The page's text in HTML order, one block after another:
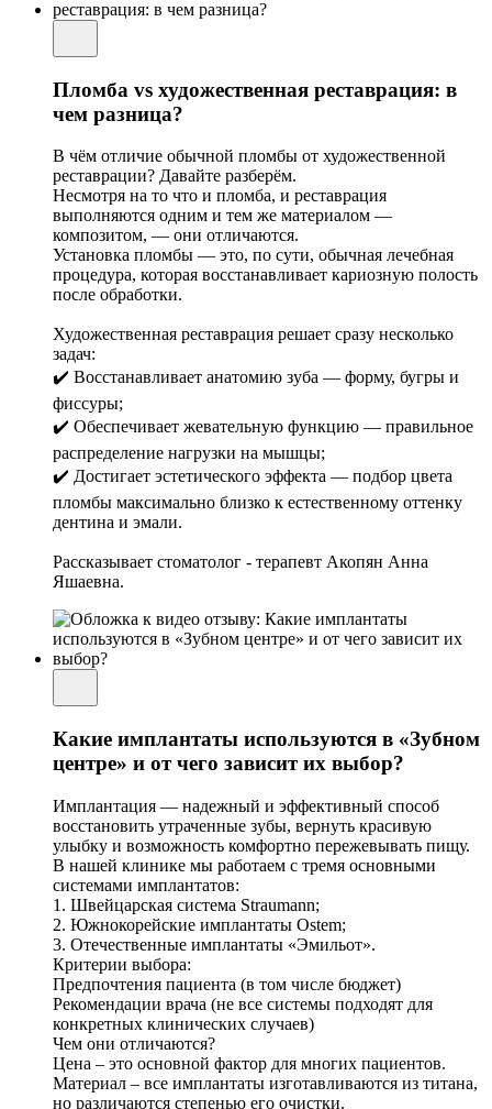
Пломба vs художественная реставрация: в
чем разница?
В чём отличие обычной пломбы от художественной
реставрации? Давайте разберём.
Несмотря на то что и пломба, и реставрация
выполняются одним и тем же материалом —
композитом, — они отличаются.
Установка пломбы — это, по сути, обычная лечебная
процедура, которая восстанавливает кариозную полость
после обработки.
Художественная реставрация решает сразу несколько
задач:
✔️ Восстанавливает анатомию зуба — форму, бугры и
фиссуры;
✔️ Обеспечивает жевательную функцию — правильное
распределение нагрузки на мышцы;
✔️ Достигает эстетического эффекта — подбор цвета
пломбы максимально близко к естественному оттенку
дентина и эмали.
Рассказывает стоматолог - терапевт Акопян Анна
Яшаевна.
Какие имплантаты используются в «Зубном
центре» и от чего зависит их выбор?
Имплантация — надежный и эффективный способ
восстановить утраченные зубы, вернуть красивую
улыбку и возможность комфортно пережевывать пищу.
В нашей клинике мы работаем с тремя основными
системами имплантатов:
1. Швейцарская система Straumann;
2. Южнокорейские имплантаты Ostem;
3. Отечественные имплантаты «Эмильот».
Критерии выбора:
Предпочтения пациента (в том числе бюджет)
Рекомендации врача (не все системы подходят для
конкретных клинических случаев)
Чем они отличаются?
Цена – это основной фактор для многих пациентов.
Материал – все имплантаты изготавливаются из титана,
но различаются степенью его очистки.